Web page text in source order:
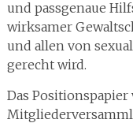
und passgenaue
wirksamer
und allen von
gerecht wird.
Das